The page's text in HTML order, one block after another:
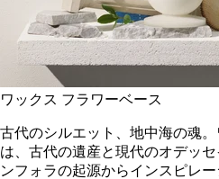
ワックス フラワーベース
古代のシルエット、地中海の魂
は、古代の遺産と現代のオデッ
ンフォラの起源からインスピレ